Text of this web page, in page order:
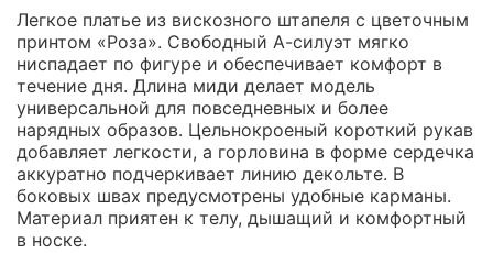
Легкое платье из вискозного штапеля с цветочным
принтом «Роза». Свободный А-силуэт мягко
ниспадает по фигуре и обеспечивает комфорт в
течение дня. Длина миди делает модель
универсальной для повседневных и более
нарядных образов. Цельнокроеный короткий рукав
добавляет легкости, а горловина в форме сердечка
аккуратно подчеркивает линию декольте. В
боковых швах предусмотрены удобные карманы.
Материал приятен к телу, дышащий и комфортный
в носке.